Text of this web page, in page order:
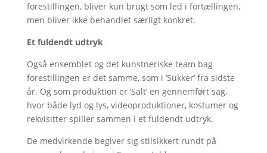
forestillingen, bliver kun brugt som led i fortællingen,
men bliver ikke behandlet særligt konkret.
Et fuldendt udtryk
Også ensemblet og det kunstneriske team bag
forestillingen er det samme, som i ’Sukker’ fra sidste
år. Og som produktion er ’Salt’ en gennemført sag,
hvor både lyd og lys, videoproduktioner, kostumer og
rekvisitter spiller sammen i et fuldendt udtryk.
De medvirkende begiver sig stilsikkert rundt på